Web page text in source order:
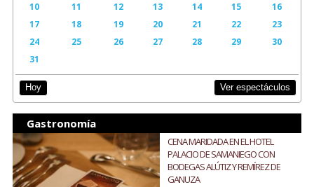
10
11 12 13 14 15
16
17
18 19 20 21 22
23
24
25 26 27 28 29
30
31
Hoy Ver espectáculos
Gastronomía
CENA MARIDADA EN EL HOTEL
PALACIO DE SAMANIEGO CON
BODEGAS ALÚTIZ Y REMÍREZ DE
GANUZA